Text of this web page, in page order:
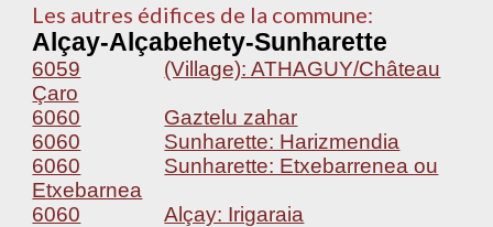
Les autres édifices de la commune:
Alçay-Alçabehety-Sunharette
6059
(Village): ATHAGUY/Château
Çaro
6060
Gaztelu zahar
6060
Sunharette: Harizmendia
6060
Sunharette: Etxebarrenea ou
Etxebarnea
6060
Alçay: Irigaraia